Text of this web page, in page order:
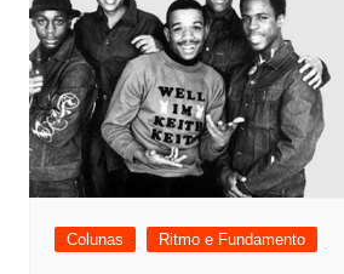
Colunas Ritmo e Fundamento